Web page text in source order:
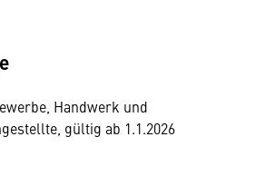
Handwerk und
gültig ab 1.1.2026